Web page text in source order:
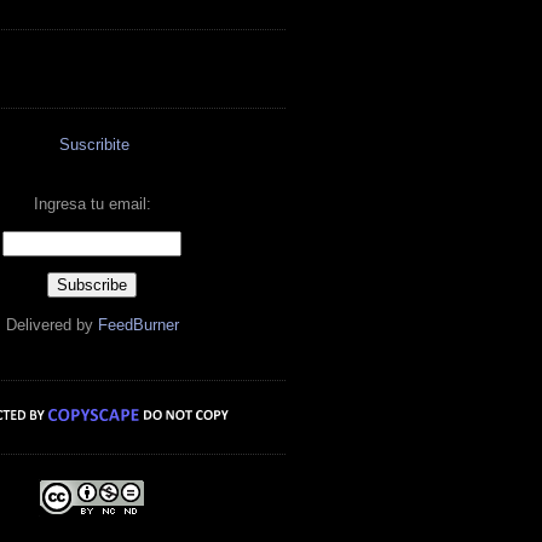
Suscribite
Ingresa tu email:
Delivered by FeedBurner